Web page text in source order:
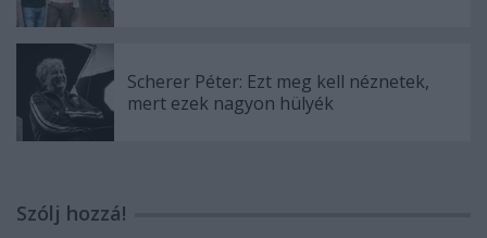
Scherer Péter: Ezt meg kell néznetek,
mert ezek nagyon hülyék
Szólj hozzá!